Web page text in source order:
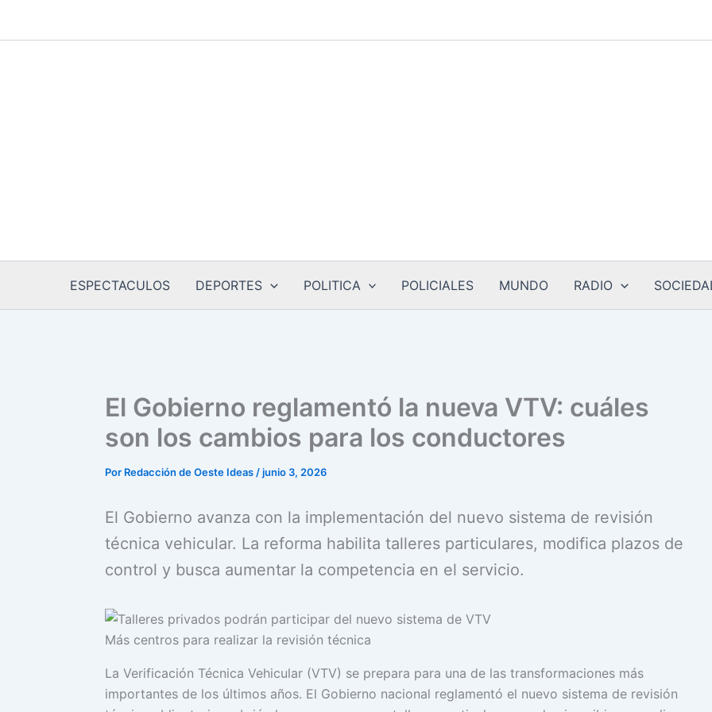
ESPECTACULOS DEPORTES POLITICA POLICIALES MUNDO RADIO
El Gobierno reglamentó la nueva VTV: cuáles
son los cambios para los conductores
Por Redacción de Oeste Ideas /junio 3, 2026
El Gobierno avanza con la implementación del nuevo sistema de revisión
técnica vehicular. La reforma habilita talleres particulares, modifica plazos de
control y busca aumentar la competencia en el servicio.
Más centros para realizar la revisión técnica
La Verificación Técnica Vehicular (VTV) se prepara para una de las transformaciones más
importantes de los últimos años. El Gobierno nacional reglamentó el nuevo sistema de revisión